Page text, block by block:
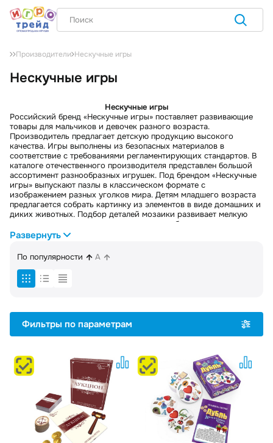
Производители Нескучные игры
Нескучные игры
Нескучные игры
Российский бренд «Нескучные игры» поставляет развивающие
товары для мальчиков и девочек разного возраста.
Производитель предлагает детскую продукцию высокого
качества. Игры выполнены из безопасных материалов в
соответствие с требованиями регламентирующих стандартов. В
каталоге отечественного производителя представлен большой
ассортимент разнообразных игрушек. Под брендом «Нескучные
игры» выпускают пазлы в классическом формате с
изображением разных уголков мира. Детям младшего возраста
предлагается собрать картинку из элементов в виде домашних и
диких животных. Подбор деталей мозаики развивает мелкую
моторику и логическое мышление, учит ребенка сопоставлению,
повышает усидчивость и целеустремленность.
Огромный выбор развивающих досок от «Нескучных игр»
включает тематические рамки-вкладыши, наборы с героями
сказок на магнитах, сортеры. Наборы таких игрушек
способствуют быстрому запоминанию разных цветов, форм и
размеров. Игры для детей более старшего возраста помогают
Поставляем игрушки для детей,товары для хобби и творчества
юридическим лицам и индивидуальным предпринимателям на
выгодных условиях. Подробные условия реализации товаров
Развернуть
По популярности A
Фильтры по параметрам